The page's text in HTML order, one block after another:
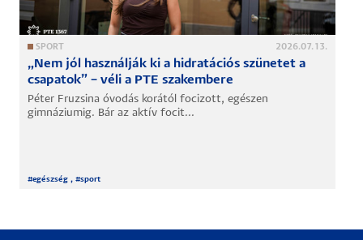
SPORT 2026.07.13.
„Nem jól használják ki a hidratációs szünetet a
csapatok” – véli a PTE szakembere
Péter Fruzsina óvodás korától focizott, egészen
gimnáziumig. Bár az aktív focit...
#egészség , #sport